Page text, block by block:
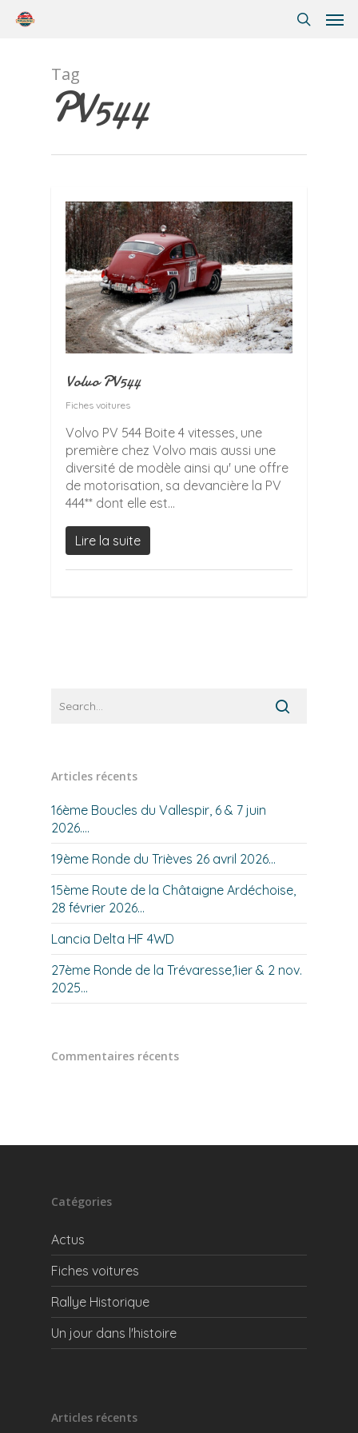
Tag
PV544
Volvo PV544
Fiches voitures
Volvo PV 544 Boite 4 vitesses, une
première chez Volvo mais aussi une
diversité de modèle ainsi qu' une offre
de motorisation, sa devancière la PV
444** dont elle est...
Lire la suite
Articles récents
16ème Boucles du Vallespir, 6 & 7 juin
2026….
19ème Ronde du Trièves 26 avril 2026…
15ème Route de la Châtaigne Ardéchoise,
28 février 2026…
Lancia Delta HF 4WD
27ème Ronde de la Trévaresse,1ier & 2 nov.
2025…
Commentaires récents
Catégories
Actus
Fiches voitures
Rallye Historique
Un jour dans l'histoire
Articles récents